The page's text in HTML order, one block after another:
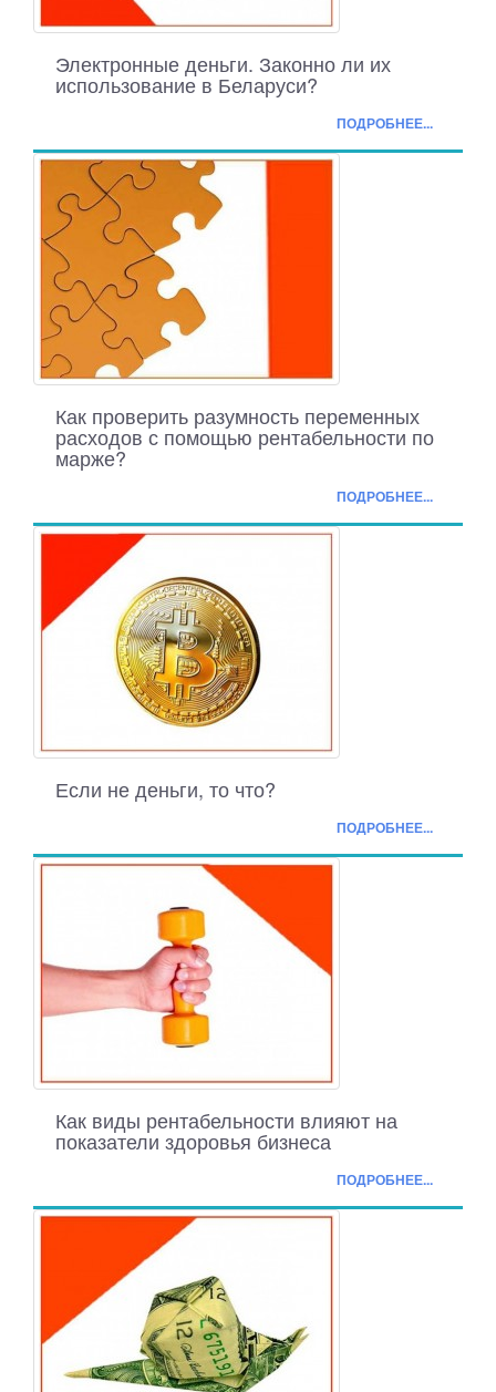
Электронные деньги. Законно ли их
использование в Беларуси?
ПОДРОБНЕЕ...
Как проверить разумность переменных
расходов с помощью рентабельности по
марже?
ПОДРОБНЕЕ...
Если не деньги, то что?
ПОДРОБНЕЕ...
Как виды рентабельности влияют на
показатели здоровья бизнеса
ПОДРОБНЕЕ...